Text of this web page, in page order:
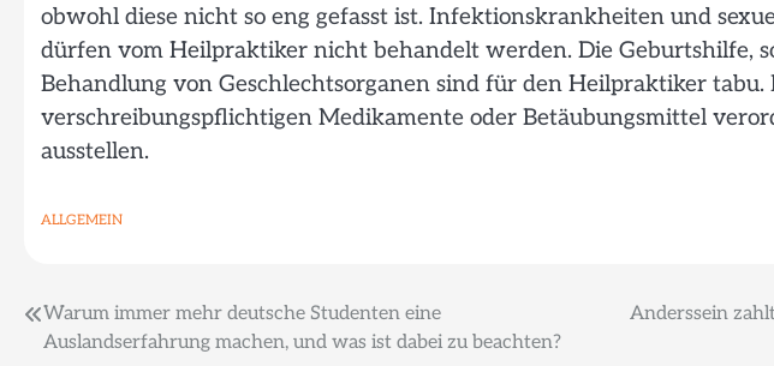
obwohl diese nicht so eng gefasst ist. Infektionskrankheiten und
dürfen vom Heilpraktiker nicht behandelt werden. Die Geburtshilfe,
Behandlung von Geschlechtsorganen sind für den Heilpraktiker
verschreibungspflichtigen Medikamente oder Betäubungsmittel
ausstellen.
ALLGEMEIN
Beitragsnavigation
Warum immer mehr deutsche Studenten eine
Auslandserfahrung machen, und was ist dabei zu beachten?
Anderssein